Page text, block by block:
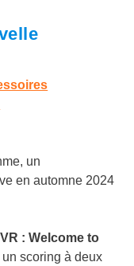
un
en automne 2024
: Welcome to
scoring à deux